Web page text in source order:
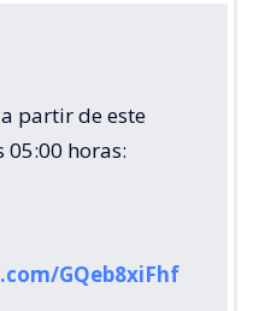
partir de este
05:00 horas:
GQeb8xiFhf